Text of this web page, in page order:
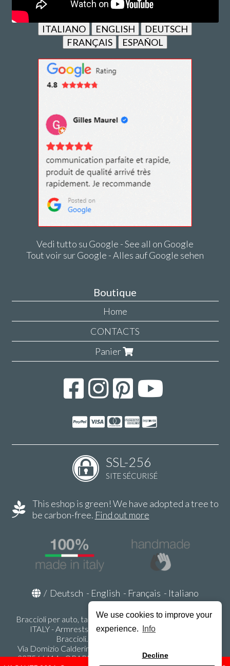
We use cookies to improve your
experience.
Info
Decline
ITALIANO ENGLISH
DEUTSCH
FRANÇAIS
ESPAÑOL
Vedi tutto su Google - See all on Google
Tout voir sur Google - Alles auf Google sehen
Boutique
Home
CONTACTS
Panier
SSL-256
SITE SÉCURISÉ
This eshop is green! We have adopted a tree to
be carbon-free. Find out more
/ Deutsch - English - Français - Italiano
Braccioli per auto, tappeti auto, accessori auto MADE IN
ITALY - Armrests, Mittelarmlehnen, Accoundoirs -
Braccioli.it - P.Iva IT02178470353
Via Domizio Calderini 8 int. 1 - 37131 Verona (VR) - Italy -
337566414 - ORARI UFFICIO 9:00-12:00, 15:00-18:00,